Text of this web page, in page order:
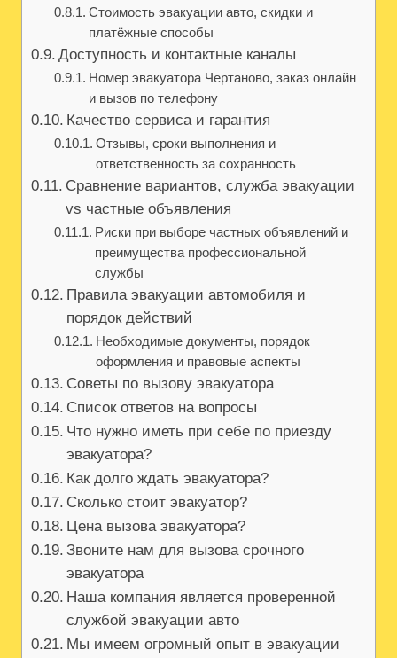
Стоимость эвакуации авто, скидки и
платёжные способы
Доступность и контактные каналы
Номер эвакуатора Чертаново, заказ онлайн
и вызов по телефону
Качество сервиса и гарантия
Отзывы, сроки выполнения и
ответственность за сохранность
Сравнение вариантов, служба эвакуации
vs частные объявления
Риски при выборе частных объявлений и
преимущества профессиональной
службы
Правила эвакуации автомобиля и
порядок действий
Необходимые документы, порядок
оформления и правовые аспекты
Советы по вызову эвакуатора
Список ответов на вопросы
Что нужно иметь при себе по приезду
эвакуатора?
Как долго ждать эвакуатора?
Сколько стоит эвакуатор?
Цена вызова эвакуатора?
Звоните нам для вызова срочного
эвакуатора
Наша компания является проверенной
службой эвакуации авто
Мы имеем огромный опыт в эвакуации